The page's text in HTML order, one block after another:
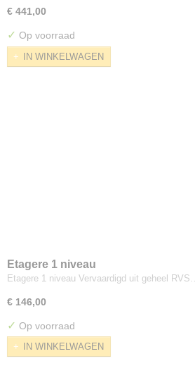
€ 441,00
✓ Op voorraad
IN WINKELWAGEN
Etagere 1 niveau
Etagere 1 niveau Vervaardigd uit geheel RVS…
€ 146,00
✓ Op voorraad
IN WINKELWAGEN